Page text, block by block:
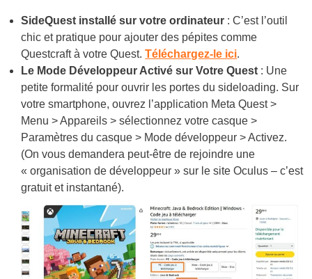
SideQuest installé sur votre ordinateur : C’est l’outil
chic et pratique pour ajouter des pépites comme
Questcraft à votre Quest.Téléchargez-le ici.
Le Mode Développeur Activé sur Votre Quest : Une
petite formalité pour ouvrir les portes du sideloading. Sur
votre smartphone, ouvrez l’application Meta Quest >
Menu > Appareils > sélectionnez votre casque >
Paramètres du casque > Mode développeur > Activez.
(On vous demandera peut-être de rejoindre une
« organisation de développeur » sur le site Oculus – c’est
gratuit et instantané).